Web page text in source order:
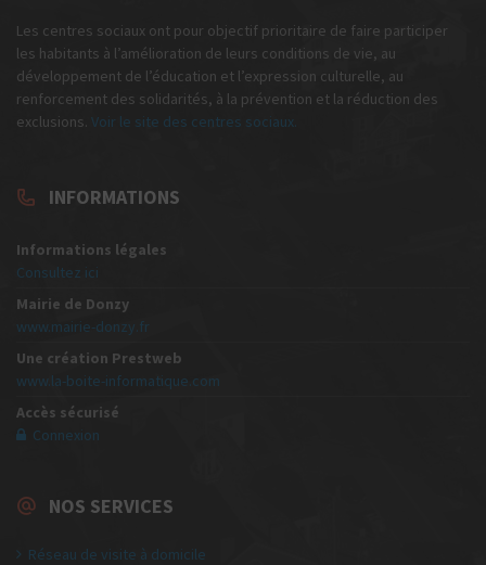
Les centres sociaux ont pour objectif prioritaire de faire participer
les habitants à l’amélioration de leurs conditions de vie, au
développement de l’éducation et l’expression culturelle, au
renforcement des solidarités, à la prévention et la réduction des
exclusions. Voir le site des centres sociaux.
INFORMATIONS
Informations légales
Consultez ici
Mairie de Donzy
www.mairie-donzy.fr
Une création Prestweb
www.la-boite-informatique.com
Accès sécurisé
Connexion
NOS SERVICES
Réseau de visite à domicile